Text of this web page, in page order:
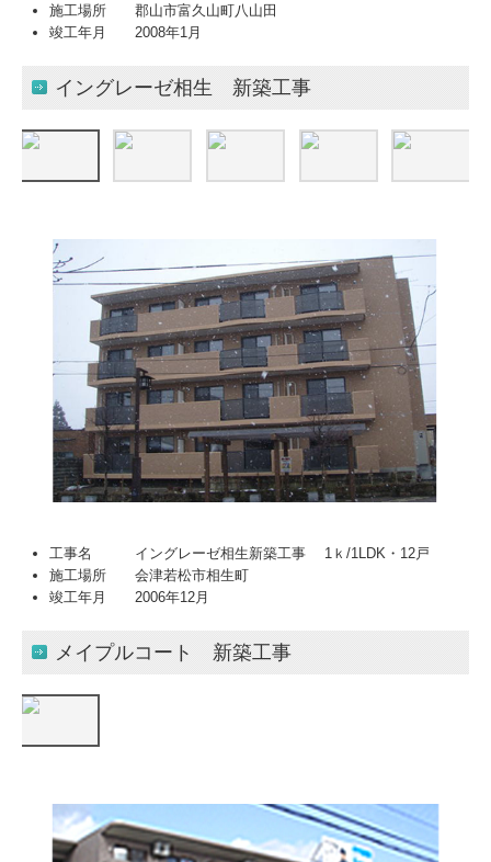
施工場所 郡山市富久山町八山田
竣工年月 2008年1月
イングレーゼ相生 新築工事
工事名 イングレーゼ相生新築工事 1ｋ/1LDK・12戸
施工場所 会津若松市相生町
竣工年月 2006年12月
メイプルコート 新築工事